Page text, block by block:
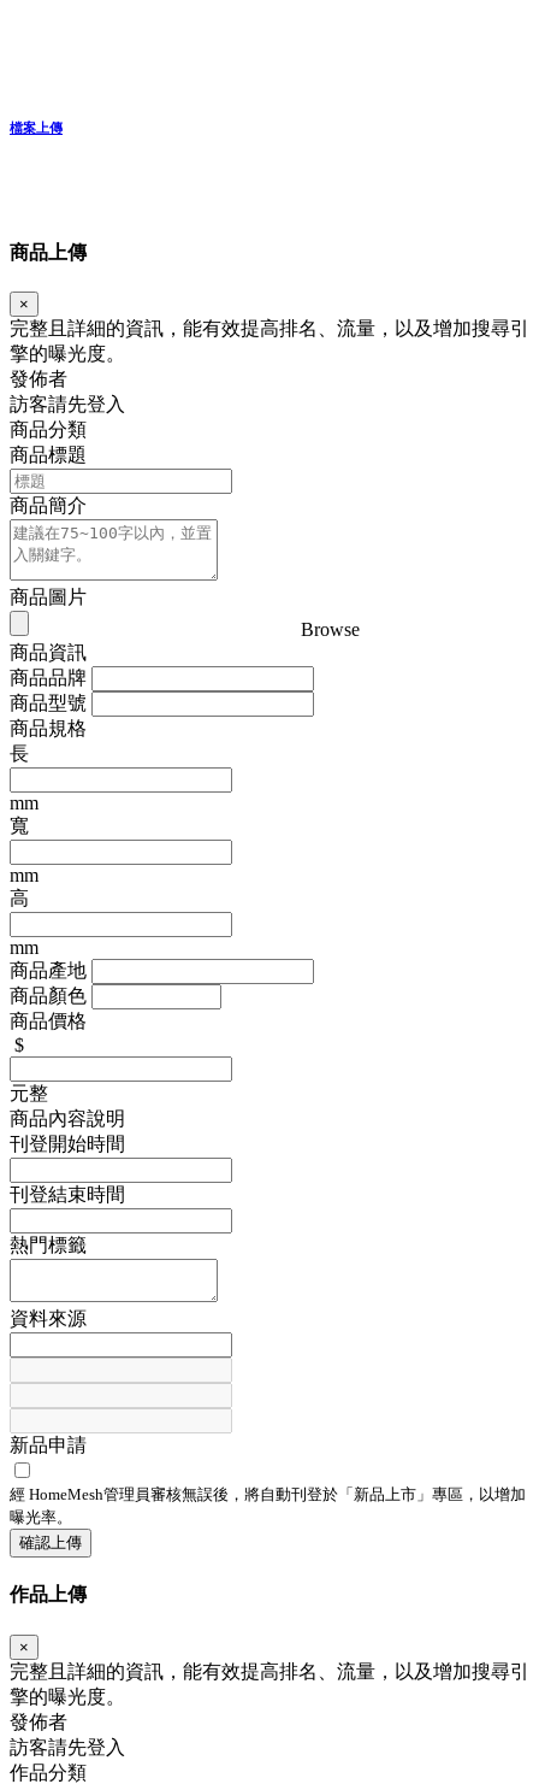
檔案上傳
商品上傳
×
完整且詳細的資訊，能有效提高排名、流量，以及增加搜尋引
擎的曝光度。
發佈者
訪客請先登入
商品分類
商品標題
商品簡介
商品圖片
Browse
商品資訊
商品品牌
商品型號
商品規格
長
mm
寬
mm
高
mm
商品產地
商品顏色
商品價格
$
元整
商品內容說明
刊登開始時間
刊登結束時間
熱門標籤
資料來源
新品申請
經 HomeMesh管理員審核無誤後，將自動刊登於「 新品上市 」專區，以增加
曝光率。
確認上傳
作品上傳
×
完整且詳細的資訊，能有效提高排名、流量，以及增加搜尋引
擎的曝光度。
發佈者
訪客請先登入
作品分類